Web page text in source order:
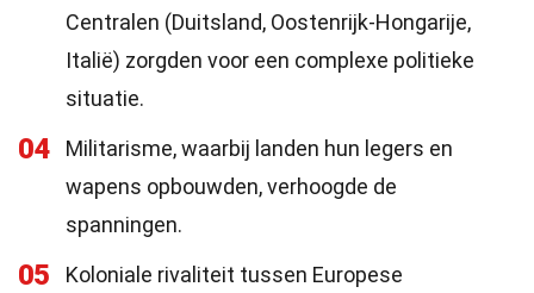
Centralen (Duitsland, Oostenrijk-Hongarije,
Italië) zorgden voor een complexe politieke
situatie.
04
Militarisme, waarbij landen hun legers en
wapens opbouwden, verhoogde de
spanningen.
05
Koloniale rivaliteit tussen Europese